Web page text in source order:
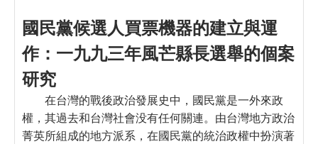
國民黨候選人買票機器的建立與運
作：一九九三年風芒縣長選舉的個案
研究
在台灣的戰後政治發展史中，國民黨是一外來政
權，其過去和台灣社會没有任何關連。由台灣地方政治
菁英所組成的地方派系，在國民黨的統治政權中扮演著